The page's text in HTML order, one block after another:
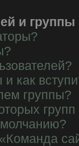
и группы
как
группы?